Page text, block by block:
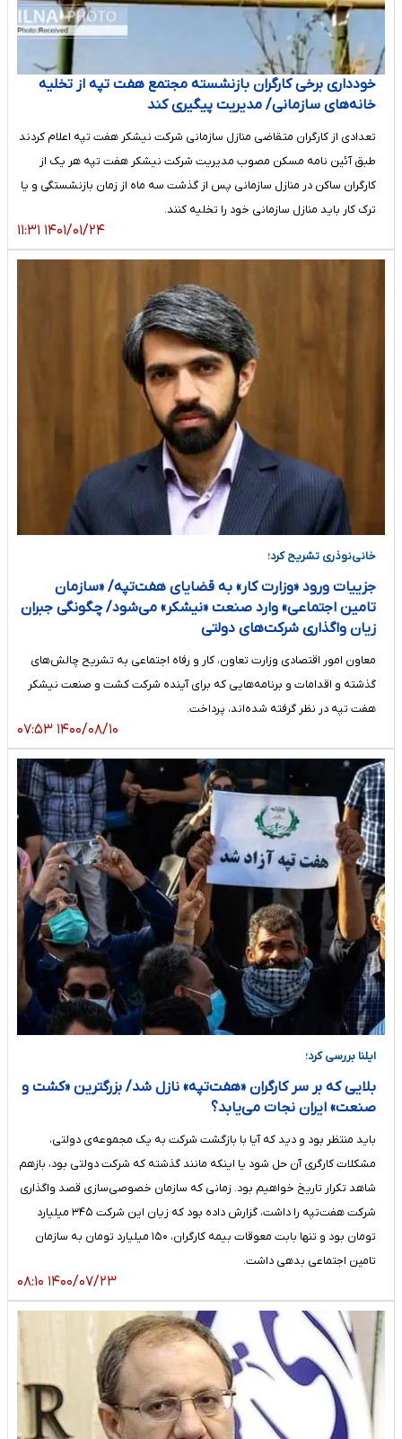
خودداری برخی کارگران بازنشسته مجتمع هفت تپه از تخلیه
خانه‌های سازمانی/ مدیریت پیگیری کند
تعدادی از کارگران متقاضی منازل سازمانی شرکت نیشکر هفت تپه اعلام کردند
طبق آئین نامه مسکن مصوب مدیریت شرکت نیشکر هفت تپه هر یک از
کارگران ساکن در منازل سازمانی پس از گذشت سه ماه از زمان بازنشستگی‌ و یا
ترک کار باید منازل سازمانی خود را تخلیه کنند.
۱۴۰۱/۰۱/۲۴ ۱۱:۳۱
خانی‌نوذری تشریح کرد؛
جزییات ورود «وزارت کار» به قضایای هفت‌تپه/ «سازمان
تامین اجتماعی» وارد صنعت «نیشکر» می‌شود/ چگونگی جبران
زیان‌ واگذاری شرکت‌های دولتی
معاون امور اقتصادی وزارت تعاون، کار و رفاه اجتماعی به تشریح چالش‌های
گذشته و اقدامات و برنامه‌هایی که برای آینده شرکت کشت و صنعت نیشکر
هفت تپه در نظر گرفته شده‌اند، پرداخت.
۱۴۰۰/۰۸/۱۰ ۰۷:۵۳
ایلنا بررسی کرد؛
بلایی که بر سر کارگران «هفت‌تپه» نازل شد/ بزرگترین «کشت و
صنعت» ایران نجات می‌یابد؟
باید منتظر بود و دید که آیا با بازگشت شرکت به یک مجموعه‌ی دولتی،
مشکلات کارگری آن حل شود یا اینکه مانند گذشته که شرکت دولتی بود، بازهم
شاهد تکرار تاریخ خواهیم بود. زمانی که سازمان خصوصی‌سازی قصد واگذاری
شرکت هفت‌تپه را داشت، گزارش داده بود که زیان این شرکت ۳۴۵ میلیارد
تومان بود و تنها بابت معوقات بیمه کارگران، ۱۵۰ میلیارد تومان به سازمان
تامین اجتماعی بدهی داشت.
۱۴۰۰/۰۷/۲۳ ۰۸:۱۰